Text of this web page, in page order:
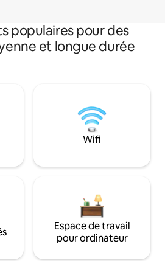
populaires pour des
et longue durée
Wifi
Espace de travail
pour ordinateur